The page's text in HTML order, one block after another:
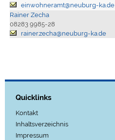
einwohneramt@neuburg-ka.de
Rainer Zecha
08283 9985-28
rainer.zecha@neuburg-ka.de
Quicklinks
Kontakt
Inhaltsverzeichnis
Impressum